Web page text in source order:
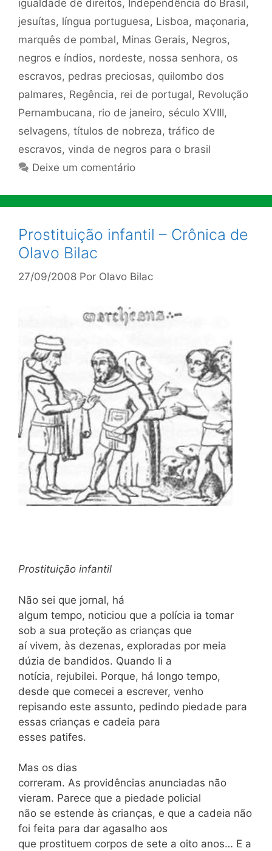
igualdade de direitos, Independência do Brasil ,
jesuítas, língua portuguesa, Lisboa, maçonaria,
marquês de pombal, Minas Gerais, Negros,
negros e índios, nordeste, nossa senhora, os
escravos, pedras preciosas, quilombo dos
palmares, Regência, rei de portugal, Revolução
Pernambucana, rio de janeiro, século XVIII,
selvagens, títulos de nobreza, tráfico de
escravos, vinda de negros para o brasil
Deixe um comentário
Prostituição infantil – Crônica de
Olavo Bilac
27/09/2008 Por Olavo Bilac
Prostituição infantil
Não sei que jornal, há
algum tempo, noticiou que a polícia ia tomar
sob a sua proteção as crianças que
aí vivem, às dezenas, exploradas por meia
dúzia de bandidos. Quando li a
notícia, rejubilei. Porque, há longo tempo,
desde que comecei a escrever, venho
repisando este assun­to, pedindo piedade para
essas crianças e cadeia para
esses patifes.
Mas os dias
correram. As providências anunciadas não
vieram. Parece que a piedade policial
não se estende às crianças, e que a cadeia não
foi feita para dar agasalho aos
que prostituem corpos de sete a oito anos… E a